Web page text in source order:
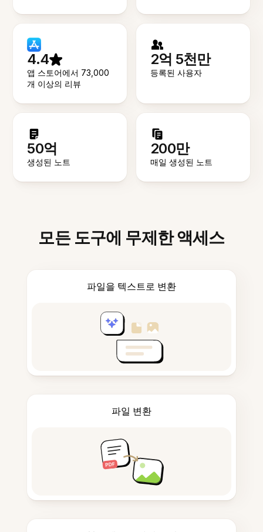
4.4
앱 스토어에서 73,000
개 이상의 리뷰
2억 5천만
등록된 사용자
50억
생성된 노트
200만
매일 생성된 노트
모든 도구에 무제한 액세스
파일을 텍스트로 변환
파일 변환